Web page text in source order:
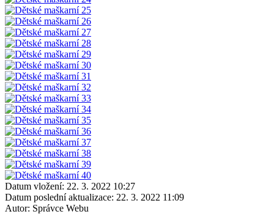
Datum vložení: 22. 3. 2022 10:27
Datum poslední aktualizace: 22. 3. 2022 11:09
Autor: Správce Webu